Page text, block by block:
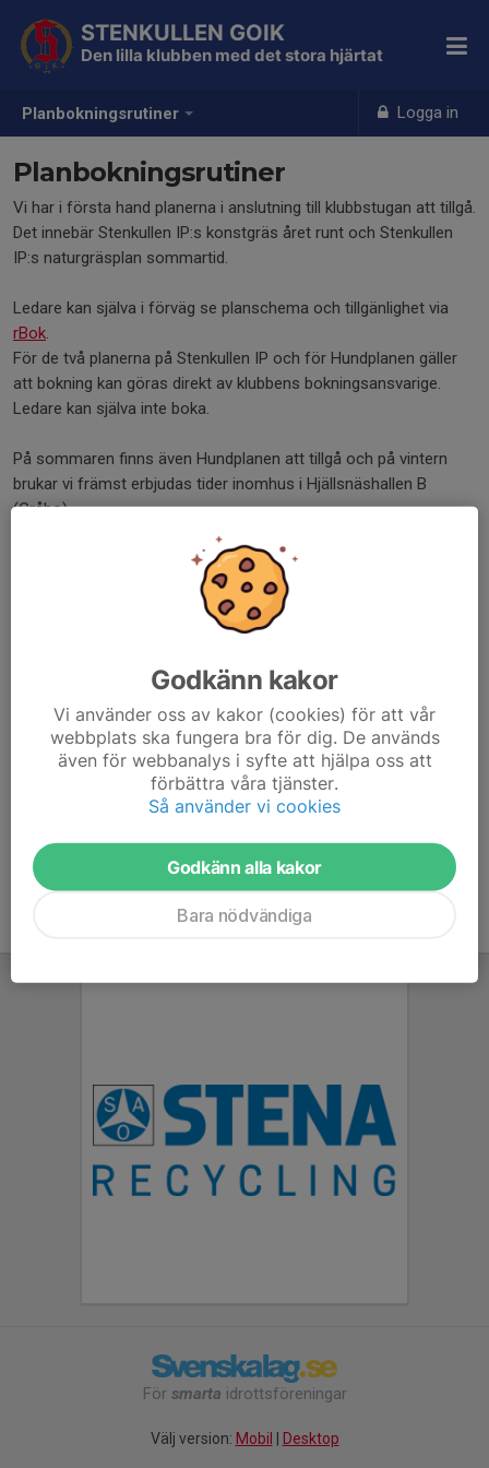
Planbokningsrutiner Logga in
STENKULLEN GOIK
Den lilla klubben med det stora hjärtat
Planbokningsrutiner
Vi har i första hand planerna i anslutning till klubbstugan att tillgå.
Det innebär Stenkullen IP:s konstgräs året runt och Stenkullen
IP:s naturgräsplan sommartid.
Ledare kan själva i förväg se planschema och tillgänlighet via
rBok.
För de två planerna på Stenkullen IP och för Hundplanen gäller
att bokning kan göras direkt av klubbens bokningsansvarige.
Ledare kan själva inte boka.
På sommaren finns även Hundplanen att tillgå och på vintern
brukar vi främst erbjudas tider inomhus i Hjällsnäshallen B
(Gråbo).
Om ni vintertid vill träna inomhus i hall måste en
bokningsförfrågan göras av klubbens bokningsansvarig till
kommunen då varken ledare eller bokningsansvarig på egen
meddelas bokningsansvarige på kansliet, så att vi kan
avboka.
Kommuen/LMA avgör om planer är i spelbart skick. Om gräsplan
är avstängd på sommaren och match blir drabbad spelas den på
konstgräs och eventuella träningar kan då utgå. Kolla status på
För smarta idrottsföreningar
Välj version: Mobil Desktop
Godkänn kakor
Vi använder oss av kakor (cookies) för att vår
webbplats ska fungera bra för dig. De används
även för webbanalys i syfte att hjälpa oss att
förbättra våra tjänster.
Så använder vi cookies
Godkänn alla kakor
Bara nödvändiga